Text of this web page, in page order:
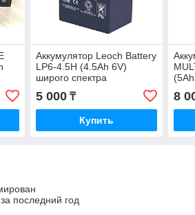
Аккумулятор Leoch Battery
LP6-4.5H (4.5Аh 6V)
широго спектра
применения
5 000₸
Купить
8
последний год